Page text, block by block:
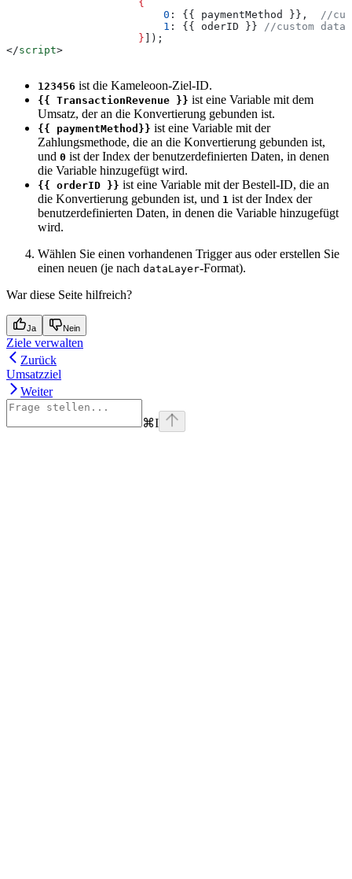
                     {
                         0
: {{ paymentMethod }}, //
                         1
: {{ oderID }} //custom data
                     }
]);
</script>
123456 ist die Kameleoon-Ziel-ID.
{{ TransactionRevenue }} ist eine Variable mit dem
Umsatz, der an die Konvertierung gebunden ist.
{{ paymentMethod}} ist eine Variable mit der
Zahlungsmethode, die an die Konvertierung gebunden ist,
und 0 ist der Index der benutzerdefinierten Daten, in denen
die Variable hinzugefügt wird.
{{ orderID }} ist eine Variable mit der Bestell-ID, die an
die Konvertierung gebunden ist, und 1 ist der Index der
benutzerdefinierten Daten, in denen die Variable hinzugefügt
wird.
Wählen Sie einen vorhandenen Trigger aus oder erstellen Sie
einen neuen (je nach dataLayer-Format).
War diese Seite hilfreich?
Ja Nein
Ziele verwalten
Zurück
Umsatzziel
Weiter
⌘I